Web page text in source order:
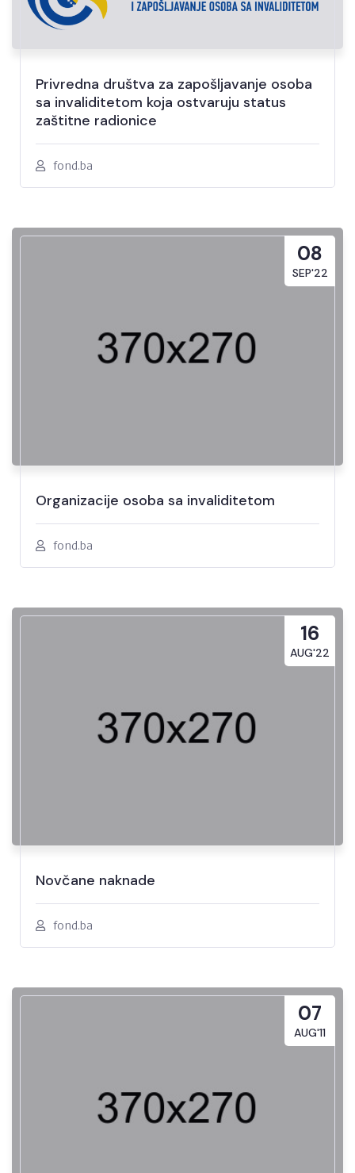
Privredna društva za zapošljavanje osoba
sa invaliditetom koja ostvaruju status
zaštitne radionice
fond.ba
08
SEP'22
Organizacije osoba sa invaliditetom
fond.ba
16
AUG'22
Novčane naknade
fond.ba
07
AUG'11